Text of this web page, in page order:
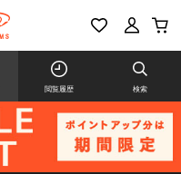
閲覧履歴 検索